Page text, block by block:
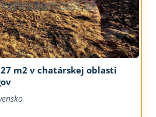
m2 v chatárskej oblasti